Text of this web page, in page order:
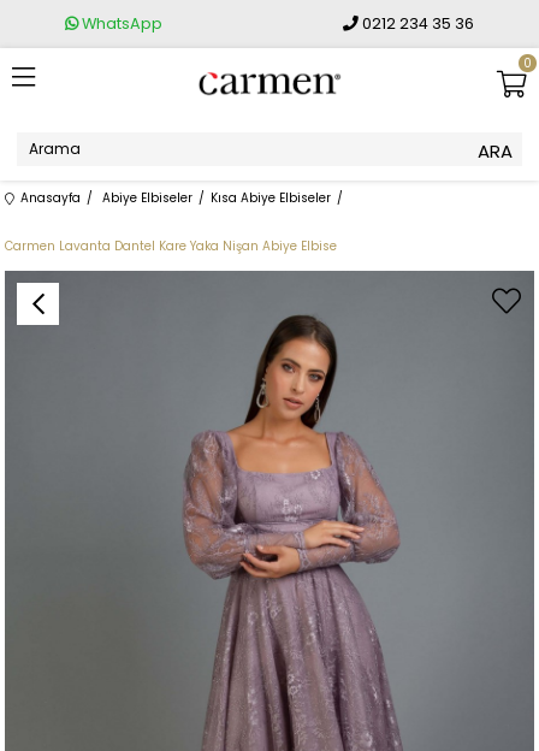
WhatsApp 0212 234 35 36
0
Anasayfa Abiye Elbiseler Kısa Abiye Elbiseler
Carmen Lavanta Dantel Kare Yaka Nişan Abiye Elbise